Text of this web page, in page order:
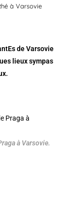
à Varsovie
de Varsovie
lieux sympas
à Varsovie.